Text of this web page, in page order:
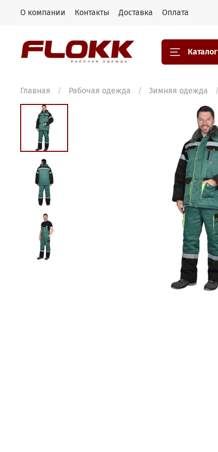
О компании Контакты Доставка Оплата
Каталог
Главная Рабочая одежда Зимняя одежда